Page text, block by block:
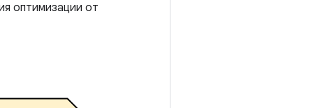
оптимизации от